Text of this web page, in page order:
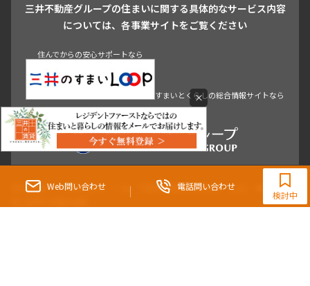
Web問い合わせ 電話問い合わせ
03-5784-3907
【提携店】(株)ヴィダックス
検討中
青山 渋谷 東京・大手町 新宿 品川
目黒・中目黒
三井不動産グループの住まいに関する具体的なサービス内容
については、各事業サイトをご覧ください
住んでからの安心サポートなら
東京都知事（3）第96482号 （一社） 不動産流通経営協会会員 （公社） 首都圏不動
×